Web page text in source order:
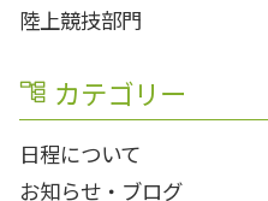
陸上競技部門
カテゴリー
日程について
お知らせ・ブログ